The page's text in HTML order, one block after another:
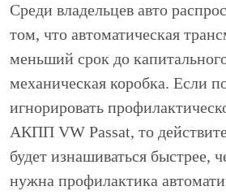
Среди владельцев авто
том, что автоматическая
меньший срок до
механическая коробка. Если
игнорировать
АКПП VW Passat, то
будет изнашиваться
нужна профилактика